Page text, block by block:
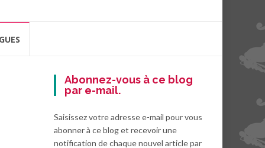
Abonnez-vous à ce blog
par e-mail.
Saisissez votre adresse e-mail pour vous
abonner à ce blog et recevoir une
notification de chaque nouvel article par